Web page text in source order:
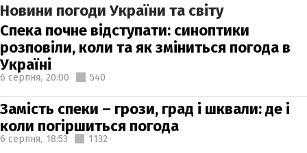
Новини погоди України та світу
Спека почне відступати: синоптики
розповіли, коли та як зміниться погода в
Україні
6 серпня, 20:00 540
Замість спеки – грози, град і шквали: де і
коли погіршиться погода
6 серпня, 18:53 1132